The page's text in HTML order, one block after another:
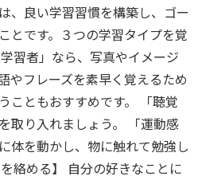
、良い学習習慣を構築し、ゴー
とです。３つの学習タイプを覚
習者」なら、写真やイメージ
やフレーズを素早く覚えるため
こともおすすめです。 「聴覚
取り入れましょう。 「運動感
体を動かし、物に触れて勉強し
絡める】 自分の好きなことに